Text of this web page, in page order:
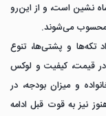
نشین است، و از این‌رو
محسوب می‌شوند.
تکه‌ها و پشتی‌ها، تنوع
قیمت، کیفیت و لوکس
و میزان بودجه، در
نیز به قوت قبل ادامه